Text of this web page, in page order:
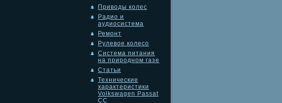
Приводы колес
Радио и
аудиосистема
Ремонт
Рулевое колесо
Система питания
на природном газе
Статьи
Технические
характеристики
Volkswagen Passat
CC